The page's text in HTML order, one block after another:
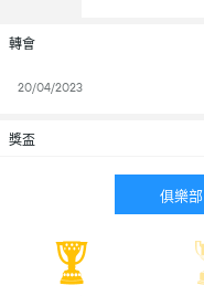
轉會
20/04/2023
獎盃
俱樂部